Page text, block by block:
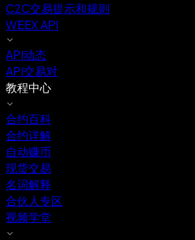
C2C交易提示和规则
WEEX API
API动态
API交易对
教程中心
合约百科
合约详解
自动赚币
现货交易
名词解释
合伙人专区
视频学堂